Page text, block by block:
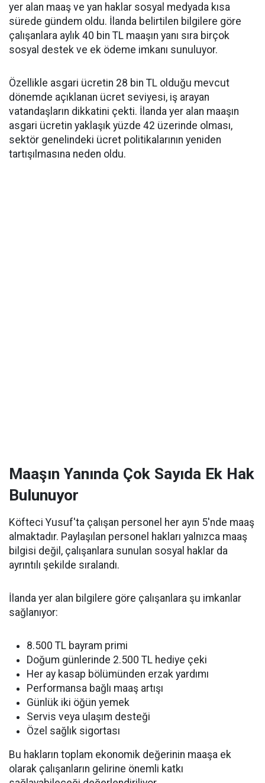
yer alan maaş ve yan haklar sosyal medyada kısa
sürede gündem oldu. İlanda belirtilen bilgilere göre
çalışanlara aylık 40 bin TL maaşın yanı sıra birçok
sosyal destek ve ek ödeme imkanı sunuluyor.
Özellikle asgari ücretin 28 bin TL olduğu mevcut
dönemde açıklanan ücret seviyesi, iş arayan
vatandaşların dikkatini çekti. İlanda yer alan maaşın
asgari ücretin yaklaşık yüzde 42 üzerinde olması,
sektör genelindeki ücret politikalarının yeniden
tartışılmasına neden oldu.
Maaşın Yanında Çok Sayıda Ek Hak
Bulunuyor
Köfteci Yusuf'ta çalışan personel her ayın 5'nde maaş
almaktadır. Paylaşılan personel hakları yalnızca maaş
bilgisi değil, çalışanlara sunulan sosyal haklar da
ayrıntılı şekilde sıralandı.
İlanda yer alan bilgilere göre çalışanlara şu imkanlar
sağlanıyor:
8.500 TL bayram primi
Doğum günlerinde 2.500 TL hediye çeki
Her ay kasap bölümünden erzak yardımı
Performansa bağlı maaş artışı
Günlük iki öğün yemek
Servis veya ulaşım desteği
Özel sağlık sigortası
Bu hakların toplam ekonomik değerinin maaşa ek
olarak çalışanların gelirine önemli katkı